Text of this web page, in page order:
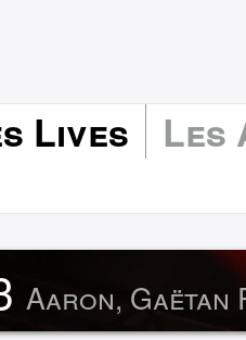
Lives
Aaron, Gaëtan